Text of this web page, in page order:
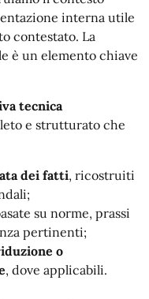
interna utile
contestato. La
è un elemento chiave
tecnica
e strutturato che
dei fatti, ricostruiti
su norme, prassi
pertinenti;
o
, dove applicabili.